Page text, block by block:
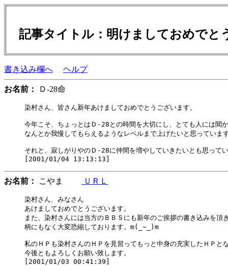
記事タイトル：明けましておめで
書き込み欄へ ヘルプ
お名前： Ｄ-28命
染村さん、皆さん新年あけましておめでとうございます。
今年こそ、ちょっとはＤ-28との時間を大切にし、とても人には聞
なんとか我慢してもらえるようなレベルまで上げたいと思っていま
それと、寂しがりやのＤ-28に仲間を増やしていきたいとも思って
お名前： こやま ＵＲＬ
染村さん、みなさん
あけましておめでとうございます。
また、染村さんには当方のＢＢＳにも新年のご挨拶の書き込みを頂
柄にもなく大変恐縮しております。m(_~_)m
私のＨＰも染村さんのＨＰを見習ってもっと中身の充実したＨＰと
今後ともよろしくお願い致します。